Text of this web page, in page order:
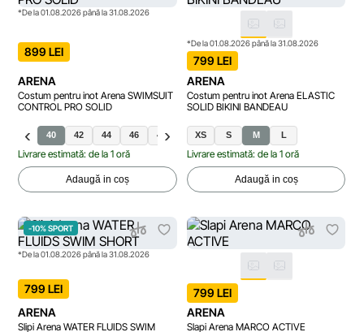
*De la 01.08.2026 până la 31.08.2026
899 LEI
ARENA
Costum pentru inot Arena SWIMSUIT
CONTROL PRO SOLID
40 42 44 46 48
Livrare estimată: de la 1 oră
Adaugă in coș
*De la 01.08.2026 până la 31.08.2026
799 LEI
ARENA
Costum pentru inot Arena ELASTIC
SOLID BIKINI BANDEAU
XS S M L
Livrare estimată: de la 1 oră
Adaugă in coș
-10% SPORT
*De la 01.08.2026 până la 31.08.2026
799 LEI
ARENA
Slipi Arena WATER FLUIDS SWIM
799 LEI
ARENA
Slapi Arena MARCO ACTIVE